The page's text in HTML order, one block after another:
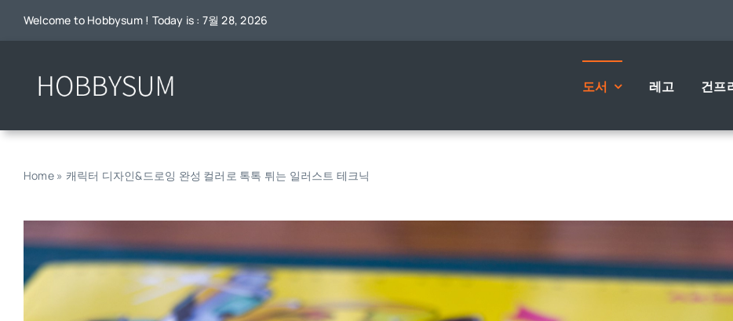
Welcome to Hobbysum ! Today is : 7월 28, 2026
도서 레고 건프
Home» 캐릭터 디자인&드로잉 완성 컬러로 톡톡 튀는 일러스트 테크닉